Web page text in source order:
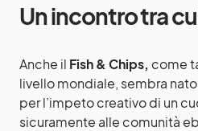
Un incontro tra
Anche il Fish & Chips, come
livello mondiale, sembra
per l’impeto creativo di un
sicuramente alle comunità